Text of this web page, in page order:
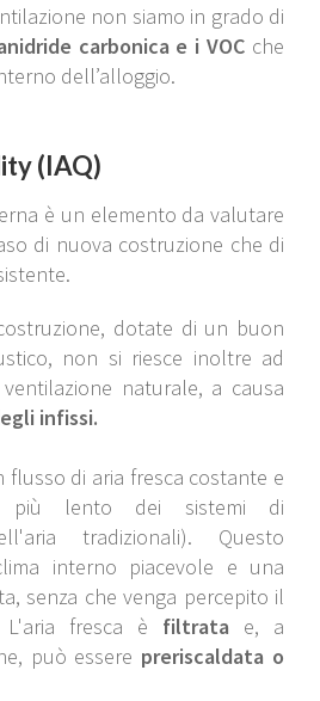
non siamo in grado di
carbonica e i VOC che
dell’alloggio.
(IAQ)
è un elemento da valutare
di nuova costruzione che di
dotate di un buon
non si riesce inoltre ad
naturale, a causa
infissi.
flusso di aria fresca costante e
più lento dei sistemi di
tradizionali). Questo
interno piacevole e una
senza che venga percepito il
L'aria fresca è filtrata e, a
può essere preriscaldata o